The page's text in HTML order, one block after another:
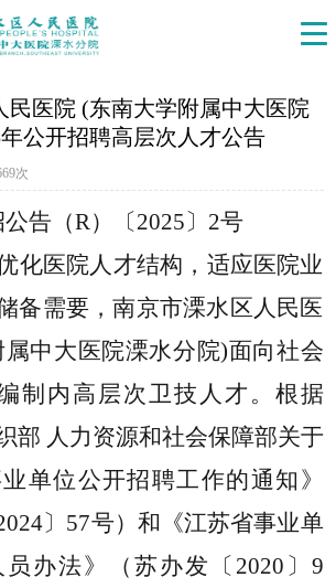
民医院 (东南大学附属中大医院
公开招聘高层次人才公告
次
告（R）〔2025〕2号
化医院人才结构，适应医院业
备需要，南京市溧水区人民医
中大医院溧水分院)面向社会
制内高层次卫技人才。根据
部 人力资源和社会保障部关于
单位公开招聘工作的通知》
〕57号）和《江苏省事业单
办法》（苏办发〔2020〕9